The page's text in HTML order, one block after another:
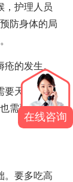
，护理人员
防身体的局
的发生。
要天天用温
需要及时替
。要多吃高
在线咨询